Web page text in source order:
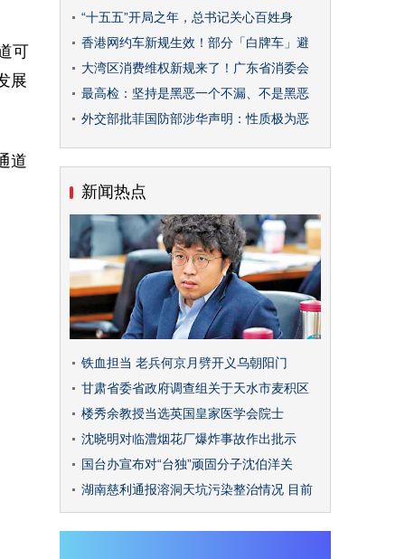
可
展
道
“十五五”开局之年，总书记关心百姓身
香港网约车新规生效！部分「白牌车」避
大湾区消费维权新规来了！广东省消委会
最高检：坚持是黑恶一个不漏、不是黑恶
外交部批菲国防部涉华声明：性质极为恶
新闻热点
铁血担当 老兵何京月劈开义乌朝阳门
甘肃省委省政府调查组关于天水市麦积区
楼秀余教授当选英国皇家医学会院士
沈晓明对临澧烟花厂爆炸事故作出批示
国台办宣布对“台独”顽固分子沈伯洋关
湖南慈利通报溶洞天坑污染整治情况 目前